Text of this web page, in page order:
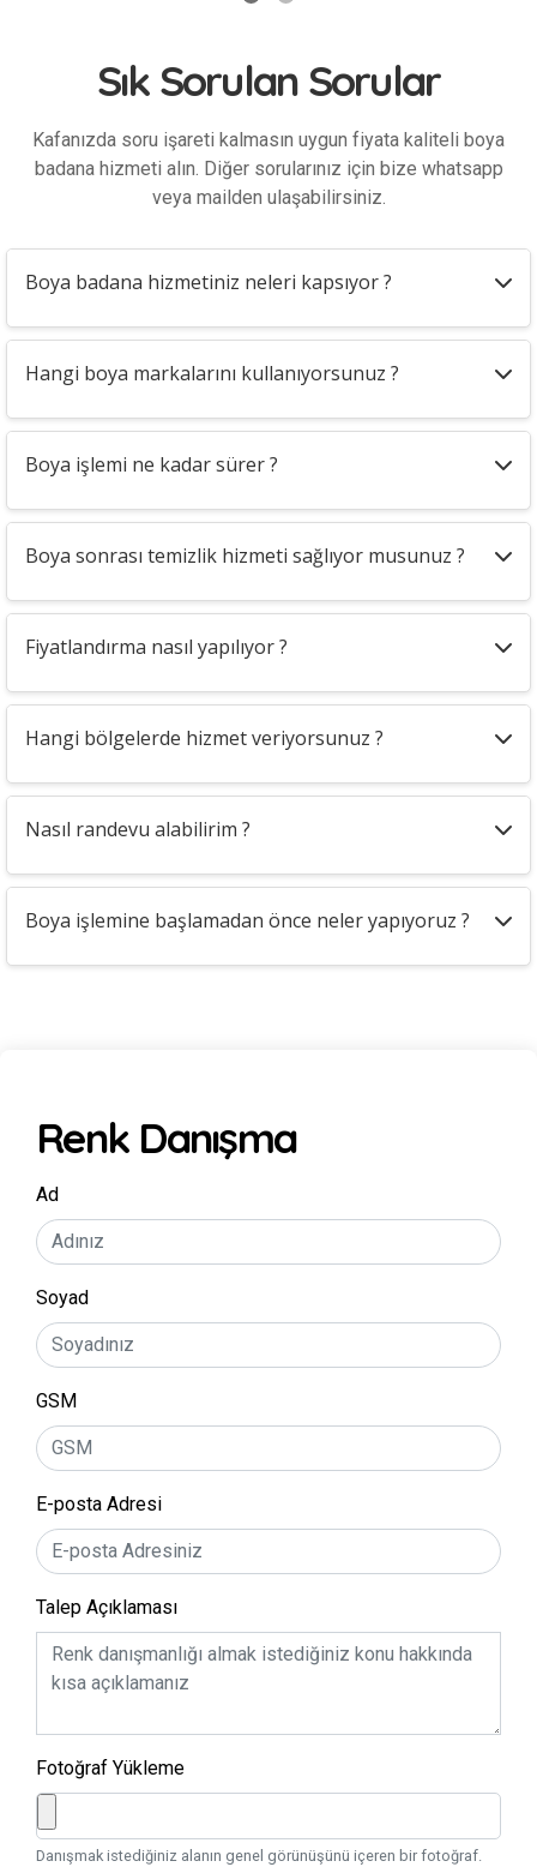
Sık Sorulan Sorular
Kafanızda soru işareti kalmasın uygun fiyata kaliteli boya
badana hizmeti alın. Diğer sorularınız için bize whatsapp
veya mailden ulaşabilirsiniz.
Boya badana hizmetiniz neleri kapsıyor ?
Hangi boya markalarını kullanıyorsunuz ?
Boya işlemi ne kadar sürer ?
Boya sonrası temizlik hizmeti sağlıyor musunuz ?
Fiyatlandırma nasıl yapılıyor ?
Hangi bölgelerde hizmet veriyorsunuz ?
Nasıl randevu alabilirim ?
Boya işlemine başlamadan önce neler yapıyoruz ?
Renk Danışma
Ad
Soyad
GSM
E-posta Adresi
Talep Açıklaması
Fotoğraf Yükleme
Danışmak istediğiniz alanın genel görünüşünü içeren bir fotoğraf.